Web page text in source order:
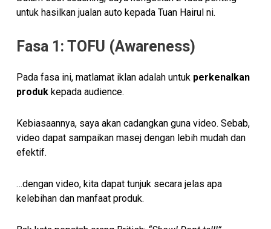
untuk hasilkan jualan auto kepada Tuan Hairul ni.
Fasa 1: TOFU (Awareness)
Pada fasa ini, matlamat iklan adalah untuk perkenalkan
produkkepada audience.
Kebiasaannya, saya akan cadangkan guna video. Sebab,
video dapat sampaikan masej dengan lebih mudah dan
efektif.
…dengan video, kita dapat tunjuk secara jelas apa
kelebihan dan manfaat produk.